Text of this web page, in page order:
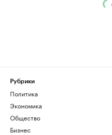
Рубрики
Политика
Экономика
Общество
Бизнес